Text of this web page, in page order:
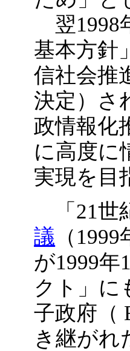
翌1998
基本方針
信社会推
決定）さ
政情報化
に高度に
実現を目
「21世
議 （
が1999
クト」に
子政府（
き継がれ